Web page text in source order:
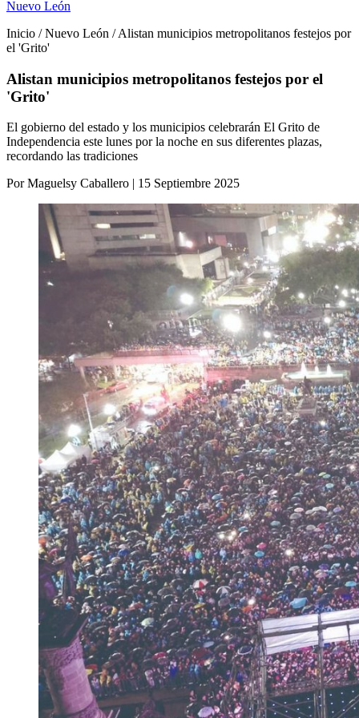
Nuevo León
Inicio / Nuevo León / Alistan municipios metropolitanos festejos por
el 'Grito'
Alistan municipios metropolitanos festejos por el
'Grito'
El gobierno del estado y los municipios celebrarán El Grito de
Independencia este lunes por la noche en sus diferentes plazas,
recordando las tradiciones
Por Maguelsy Caballero | 15 Septiembre 2025